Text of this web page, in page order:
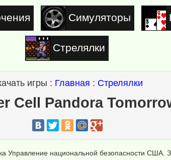
Симуляторы
Стрелялки
игры : Главная : Стрелялки
Cell Pandora
Управление национальной безопасности